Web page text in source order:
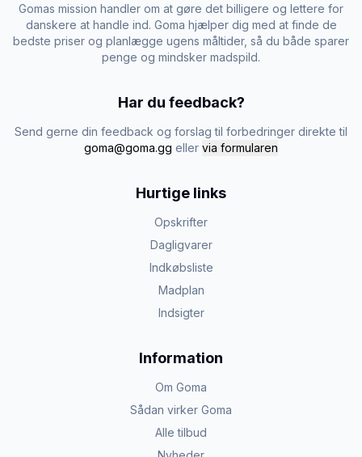
Gomas mission handler om at gøre det billigere og lettere for
danskere at handle ind. Goma hjælper dig med at finde de
bedste priser og planlægge ugens måltider, så du både sparer
penge og mindsker madspild.
Har du feedback?
Send gerne din feedback og forslag til forbedringer direkte til
goma@goma.gg eller via formularen
Hurtige links
Opskrifter
Dagligvarer
Indkøbsliste
Madplan
Indsigter
Information
Om Goma
Sådan virker Goma
Alle tilbud